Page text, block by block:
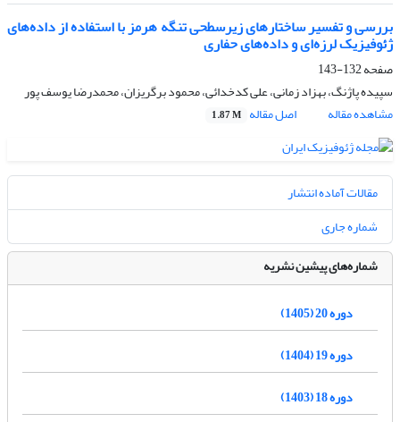
بررسی و تفسیر ساختارهای زیرسطحی تنگه هرمز با استفاده از داده‌های
ژئوفیزیک لرزه‌ای و داده‌های حفاری
صفحه132-143
سپیده پاژنگ، بهزاد زمانی، علی کدخدائی، محمود برگریزان، محمدرضا یوسف پور
مشاهده مقاله
اصل مقاله 1.87 M
مقالات آماده انتشار
شماره جاری
شماره‌های پیشین نشریه
دوره 20 (1405)
دوره 19 (1404)
دوره 18 (1403)